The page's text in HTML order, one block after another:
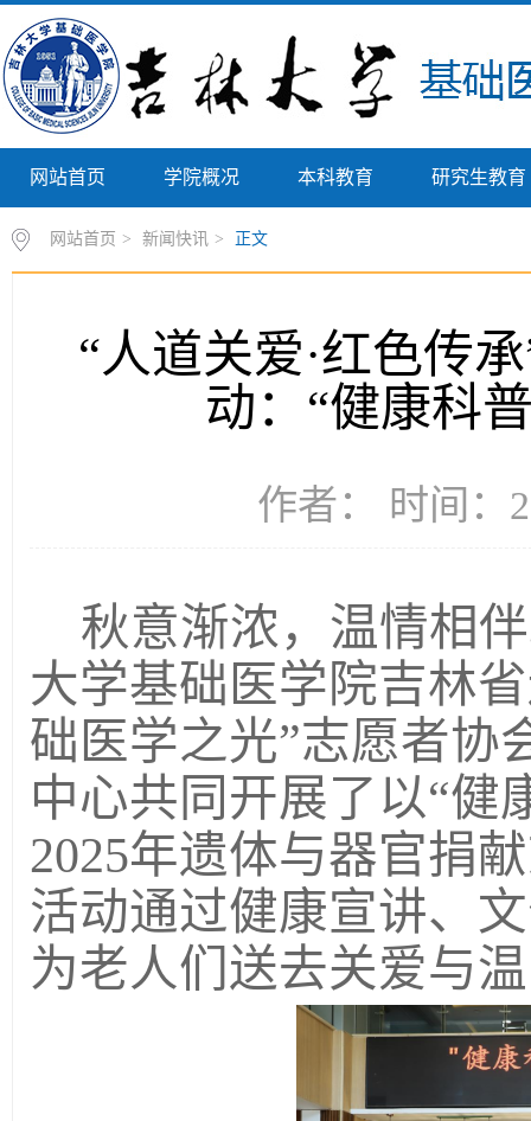
网站首页 学院概况 本科教育 研究生教育
网站首页 > 新闻快讯 > 正文
“人道关爱·红色传
动：“健康科
作者： 时间：
秋意渐浓，温情相
大学基础医学院吉林
础医学之光”志愿者协
中心共同开展了以“健
2025年遗体与器官捐
活动通过健康宣讲、
为老人们送去关爱与